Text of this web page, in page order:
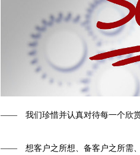
—— 我们珍惜并认真对待每一个欣
—— 想客户之所想、备客户之所需